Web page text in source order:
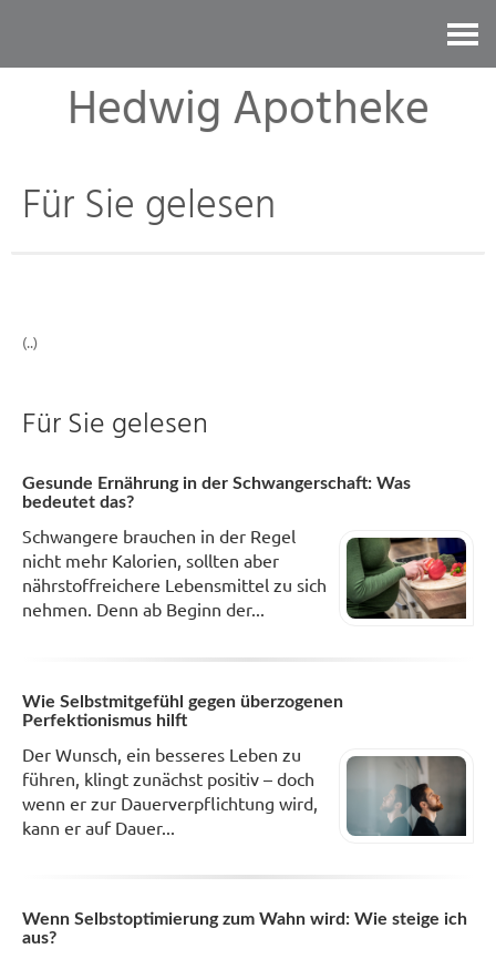
Hedwig Apotheke
Für Sie gelesen
(..)
Für Sie gelesen
Gesunde Ernährung in der Schwangerschaft: Was
bedeutet das?
Schwangere brauchen in der Regel
nicht mehr Kalorien, sollten aber
nährstoffreichere Lebensmittel zu sich
nehmen. Denn ab Beginn der...
Wie Selbstmitgefühl gegen überzogenen
Perfektionismus hilft
Der Wunsch, ein besseres Leben zu
führen, klingt zunächst positiv – doch
wenn er zur Dauerverpflichtung wird,
kann er auf Dauer...
Wenn Selbstoptimierung zum Wahn wird: Wie steige ich
aus?